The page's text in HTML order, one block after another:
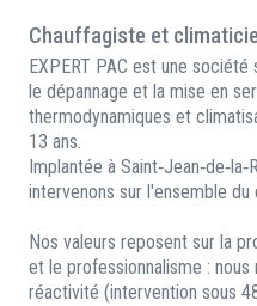
Chauffagiste et
EXPERT PAC est une
le dépannage et la mise en
thermodynamiques et
13 ans.
Implantée à
intervenons sur l'ensemble du
Nos valeurs reposent sur la
et le professionnalisme :
réactivité (intervention sous